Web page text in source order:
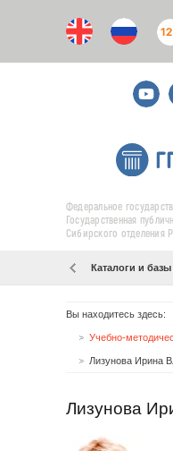
Youtube
Федеральное
Государственная
Сибирского отделения
Каталоги и
Вы находитесь здесь:
Лизунова Ирина
Лизунова